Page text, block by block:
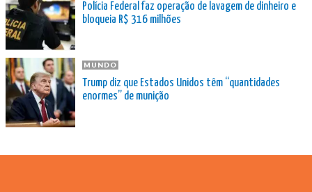
Polícia Federal faz operação de lavagem de dinheiro e
bloqueia R$ 316 milhões
MUNDO
Trump diz que Estados Unidos têm “quantidades
enormes” de munição